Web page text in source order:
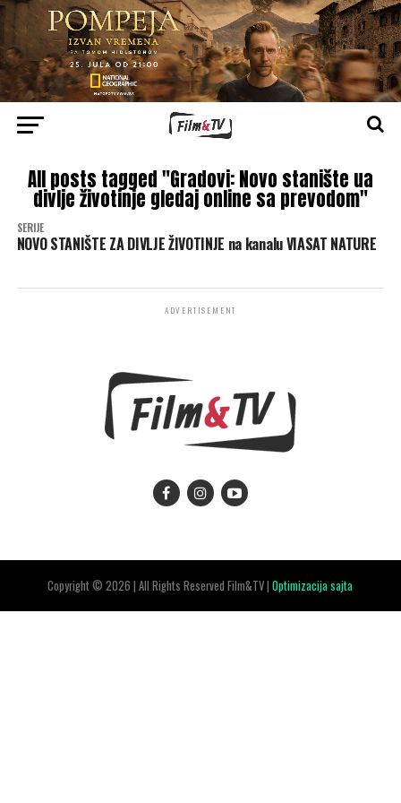
All posts tagged "Gradovi: Novo stanište ua
divlje životinje gledaj online sa prevodom"
SERIJE
NOVO STANIŠTE ZA DIVLJE ŽIVOTINJE na kanalu VIASAT NATURE
ADVERTISEMENT
Copyright © 2026 | All Rights Reserved Film&TV |Optimizacija sajta